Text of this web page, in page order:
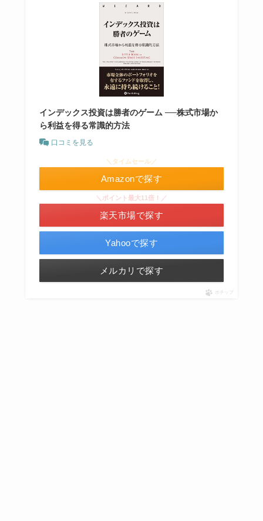
インデックス投資は勝者のゲーム ──株式市場か
ら利益を得る常識的方法
口コミを見る
＼タイムセール／
Amazonで探す
＼ポイント最大11倍！／
楽天市場で探す
Yahooで探す
メルカリで探す
ポチップ